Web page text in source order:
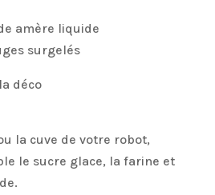
amère liquide
surgelés
déco
la cuve de votre robot,
le sucre glace, la farine et